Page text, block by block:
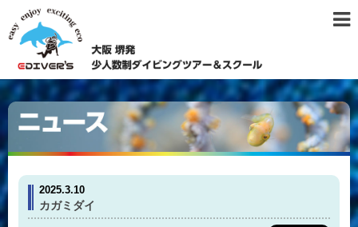
2025.3.10
カガミダイ